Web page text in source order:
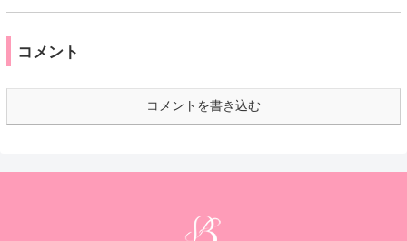
コメント
コメントを書き込む